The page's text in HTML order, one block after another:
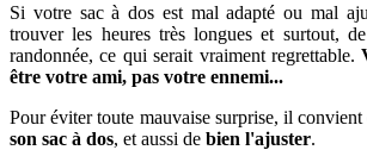
Si votre sac à dos est mal adapté ou mal
trouver les heures très longues et surtout,
randonnée, ce qui serait vraiment regrettable.
être votre ami, pas votre ennemi...
Pour éviter toute mauvaise surprise, il
son sac à dos, et aussi de bien l'ajuster.